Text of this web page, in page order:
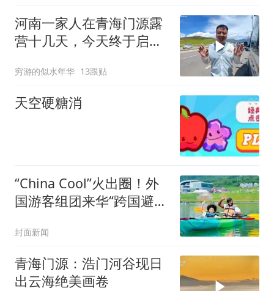
河南一家人在青海门源露
营十几天，今天终于启
穷游的似水年华 13跟贴
天空硬糖消
“China Cool”火出圈！外
国游客组团来华“跨国避
封面新闻
青海门源：浩门河谷现日
出云海绝美画卷